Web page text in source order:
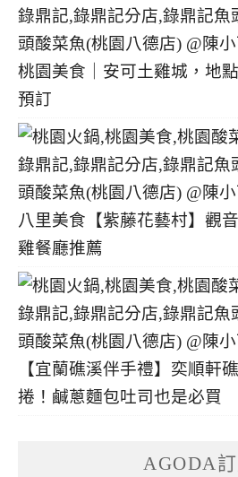
桃園美食｜安可土雞城，地
預訂
八里美食【紫藤花藝村】觀
雞餐廳推薦
【宜蘭礁溪伴手禮】奕順軒
捲！鹹蔥麵包吐司也是必買
AGODA